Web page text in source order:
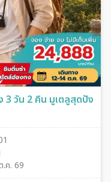
3 วัน 2 คืน มูเตลูสุดปัง
ค. 69